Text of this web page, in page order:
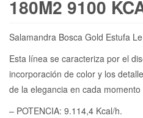
180M2 9100
Salamandra Bosca Gold Estufa
Esta línea se caracteriza por el
incorporación de color y los
de la elegancia en cada momento
– POTENCIA: 9.114,4 Kcal/h.